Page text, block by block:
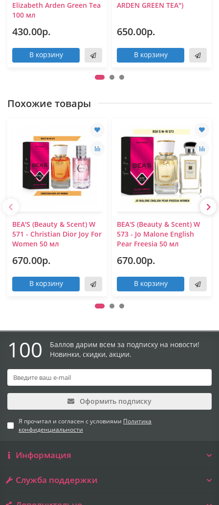
Elizabeth Arden Green Tea
100 мл
430.00р.
В корзину
ARDEN GREEN TEA")
650.00р.
В корзину
Похожие товары
BEA'S (Beauty & Scent) W
571 - Christian Dior Joy For
Women 50 мл
670.00р.
В корзину
BEA'S (Beauty & Scent) W
573 - Jo Malone English
Pear Freesia 50 мл
670.00р.
В корзину
100
Баллов дарим всем за подписку на новости!
Новинки, скидки, акции.
Оформить подписку
Я прочитал и согласен с условиями Политика
конфиденциальности
Информация
Служба поддержки